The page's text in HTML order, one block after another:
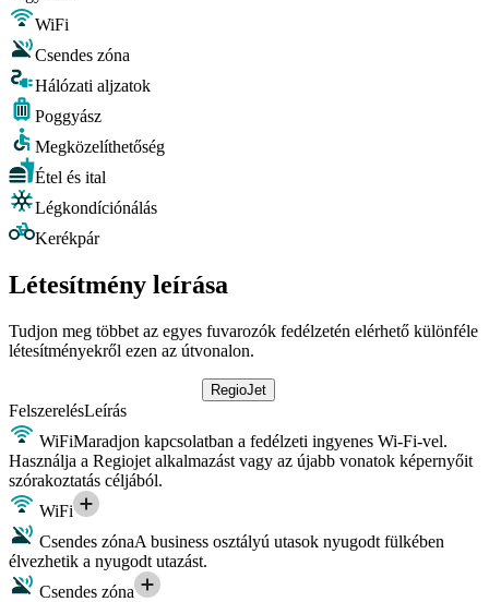
WiFi
Csendes zóna
Hálózati aljzatok
Poggyász
Megközelíthetőség
Étel és ital
Légkondíciónálás
Kerékpár
Létesítmény leírása
Tudjon meg többet az egyes fuvarozók fedélzetén elérhető különféle
létesítményekről ezen az útvonalon.
RegioJet
FelszerelésLeírás
WiFiMaradjon kapcsolatban a fedélzeti ingyenes Wi-Fi-vel.
Használja a Regiojet alkalmazást vagy az újabb vonatok képernyőit
szórakoztatás céljából.
WiFi
Csendes zónaA business osztályú utasok nyugodt fülkében
élvezhetik a nyugodt utazást.
Csendes zóna